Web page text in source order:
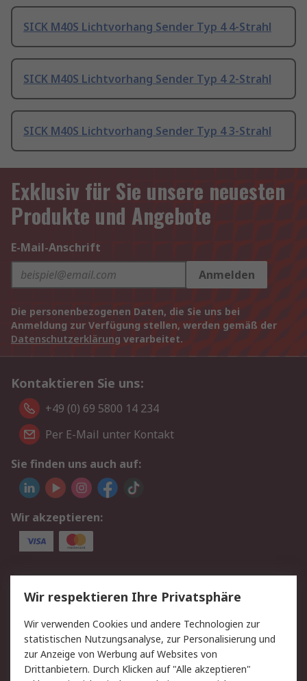
SICK M40S Lichtvorhang Sender Typ 4 4-Strahl
SICK M40S Lichtvorhang Sender Typ 4 2-Strahl
SICK M40S Lichtvorhang Sender Typ 4 3-Strahl
Exklusiv für Sie unsere neuesten
Produkte und Angebote
E-Mail-Anschrift
Anmelden
Die personenbezogenen Daten, die Sie uns bei
Anmeldung zur Verfügung stellen, werden gemäß der
Datenschutzerklärung verarbeitet.
Kontaktieren Sie uns:
+49 (0) 69 5800 14 234
Per E-Mail unter Kontakt
Sie finden uns auch auf:
Wir akzeptieren:
Service
Value Added Services
Lieferlösungen
Rücksendungen
Kontakt
Hilfe
Privatkunden
Wir respektieren Ihre Privatsphäre
Wir verwenden Cookies und andere Technologien zur
statistischen Nutzungsanalyse, zur Personalisierung und
zur Anzeige von Werbung auf Websites von
Drittanbietern. Durch Klicken auf "Alle akzeptieren"